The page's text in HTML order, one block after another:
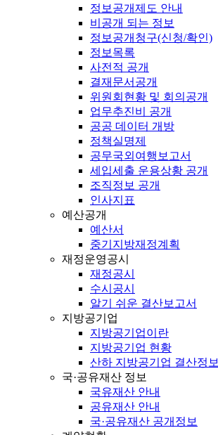
정보공개제도 안내
비공개 되는 정보
정보공개청구(신청/확인)
정보목록
사전적 공개
결재문서공개
위원회현황 및 회의공개
업무추진비 공개
공공 데이터 개방
정책실명제
공무국외여행보고서
세입세출 운용상황 공개
조직정보 공개
인사지표
예산공개
예산서
중기지방재정계획
재정운영공시
재정공시
수시공시
알기 쉬운 결산보고서
지방공기업
지방공기업이란
지방공기업 현황
산하 지방공기업 결산정보
국·공유재산 정보
국유재산 안내
공유재산 안내
국·공유재산 공개정보